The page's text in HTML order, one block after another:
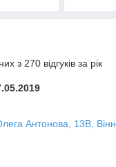
з 270 відгуків за рік
Антонова, 13В,